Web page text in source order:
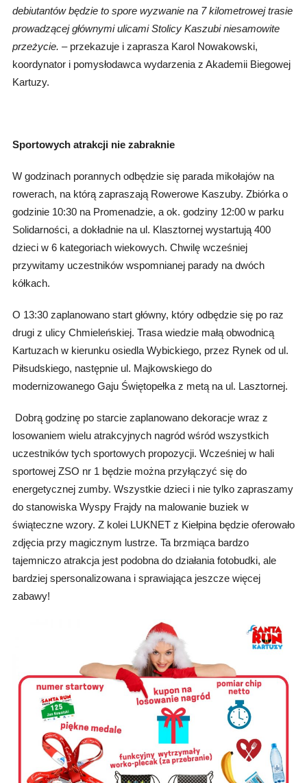
debiutantów będzie to spore wyzwanie na 7 kilometrowej trasie
prowadzącej głównymi ulicami Stolicy Kaszubi niesamowite
przeżycie. – przekazuje i zaprasza Karol Nowakowski,
koordynator i pomysłodawca wydarzenia z Akademii Biegowej
Kartuzy.
Sportowych atrakcji nie zabraknie
W godzinach porannych odbędzie się parada mikołajów na
rowerach, na którą zapraszają Rowerowe Kaszuby. Zbiórka o
godzinie 10:30 na Promenadzie, a ok. godziny 12:00 w parku
Solidarności, a dokładnie na ul. Klasztornej wystartują 400
dzieci w 6 kategoriach wiekowych. Chwilę wcześniej
przywitamy uczestników wspomnianej parady na dwóch
kółkach.
O 13:30 zaplanowano start główny, który odbędzie się po raz
drugi z ulicy Chmieleńskiej. Trasa wiedzie małą obwodnicą
Kartuzach w kierunku osiedla Wybickiego, przez Rynek od ul.
Piłsudskiego, następnie ul. Majkowskiego do
modernizowanego Gaju Świętopełka z metą na ul. Lasztornej.
Dobrą godzinę po starcie zaplanowano dekoracje wraz z
losowaniem wielu atrakcyjnych nagród wśród wszystkich
uczestników tych sportowych propozycji. Wcześniej w hali
sportowej ZSO nr 1 będzie można przyłączyć się do
energetycznej zumby. Wszystkie dzieci i nie tylko zapraszamy
do stanowiska Wyspy Frajdy na malowanie buziek w
świąteczne wzory. Z kolei LUKNET z Kiełpina będzie oferowało
zdjęcia przy magicznym lustrze. Ta brzmiąca bardzo
tajemniczo atrakcja jest podobna do działania fotobudki, ale
bardziej spersonalizowana i sprawiająca jeszcze więcej
zabawy!